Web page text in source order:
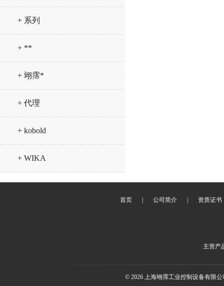
+ 系列
+ **
+ 翊霈*
+ 代理
+ kobold
+ WIKA
首页 公司简介 资质证书
主营产
© 2026 上海翊霈工业控制设备有限